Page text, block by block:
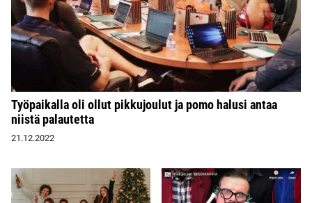
Työpaikalla oli ollut pikkujoulut ja pomo halusi antaa
niistä palautetta
21.12.2022